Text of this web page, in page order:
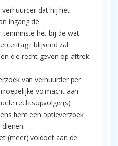
verhuurder dat hij het
ingang de
tenminste het bij de wet
blijvend zal
die recht geven op aftrek
van verhuurder per
volmacht aan
rechtsopvolger(s)
hem een optieverzoek
(meer) voldoet aan de